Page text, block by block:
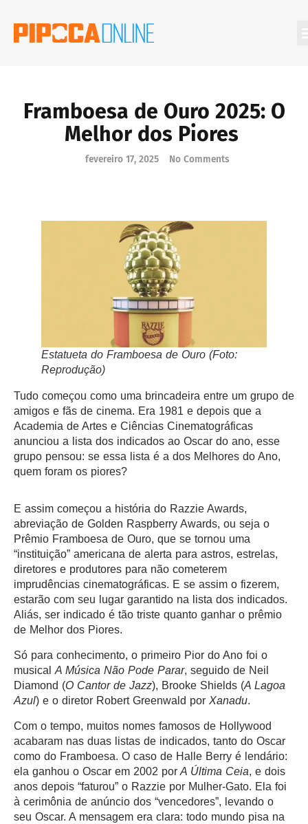
Framboesa de Ouro 2025: O
Melhor dos Piores
fevereiro 17, 2025 No Comments
Estatueta do Framboesa de Ouro (Foto:
Reprodução)
Tudo começou como uma brincadeira entre um grupo de
amigos e fãs de cinema. Era 1981 e depois que a
Academia de Artes e Ciências Cinematográficas
anunciou a lista dos indicados ao Oscar do ano, esse
grupo pensou: se essa lista é a dos Melhores do Ano,
quem foram os piores?
E assim começou a história do Razzie Awards,
abreviação de Golden Raspberry Awards, ou seja o
Prêmio Framboesa de Ouro, que se tornou uma
“instituição” americana de alerta para astros, estrelas,
diretores e produtores para não cometerem
imprudências cinematográficas. E se assim o fizerem,
estarão com seu lugar garantido na lista dos indicados.
Aliás, ser indicado é tão triste quanto ganhar o prêmio
de Melhor dos Piores.
Só para conhecimento, o primeiro Pior do Ano foi o
musical A Música Não Pode Parar, seguido de Neil
Diamond (O Cantor de Jazz), Brooke Shields (A Lagoa
Azul) e o diretor Robert Greenwald por Xanadu.
Com o tempo, muitos nomes famosos de Hollywood
acabaram nas duas listas de indicados, tanto do Oscar
como do Framboesa. O caso de Halle Berry é lendário:
ela ganhou o Oscar em 2002 por A Última Ceia, e dois
anos depois “faturou” o Razzie por Mulher-Gato. Ela foi
à cerimônia de anúncio dos “vencedores”, levando o
seu Oscar. A mensagem era clara: todo mundo pisa na